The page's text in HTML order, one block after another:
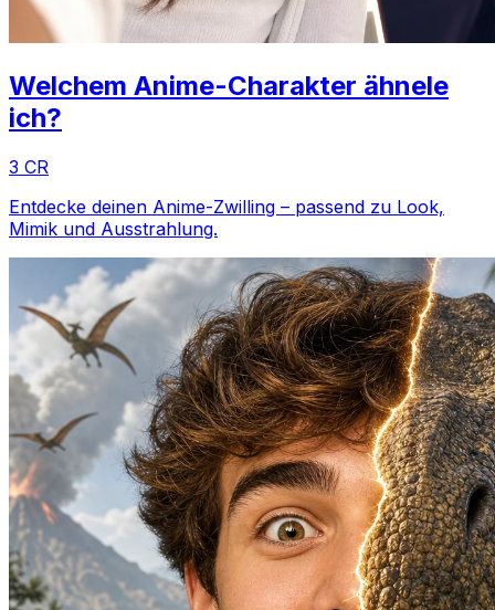
Welchem Anime-Charakter ähnele
ich?
3 CR
Entdecke deinen Anime-Zwilling – passend zu Look,
Mimik und Ausstrahlung.